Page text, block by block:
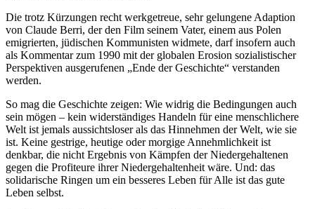
Die trotz Kürzungen recht werkgetreue, sehr gelungene Adaption
von Claude Berri, der den Film seinem Vater, einem aus Polen
emigrierten, jüdischen Kommunisten widmete, darf insofern auch
als Kommentar zum 1990 mit der globalen Erosion sozialistischer
Perspektiven ausgerufenen „Ende der Geschichte“ verstanden
werden.
So mag die Geschichte zeigen: Wie widrig die Bedingungen auch
sein mögen – kein widerständiges Handeln für eine menschlichere
Welt ist jemals aussichtsloser als das Hinnehmen der Welt, wie sie
ist. Keine gestrige, heutige oder morgige Annehmlichkeit ist
denkbar, die nicht Ergebnis von Kämpfen der Niedergehaltenen
gegen die Profiteure ihrer Niedergehaltenheit wäre. Und: das
solidarische Ringen um ein besseres Leben für Alle ist das gute
Leben selbst.